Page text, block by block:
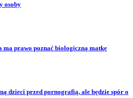
osoby
ma prawo poznać biologiczną matkę
dzieci przed pornografią, ale będzie spór o